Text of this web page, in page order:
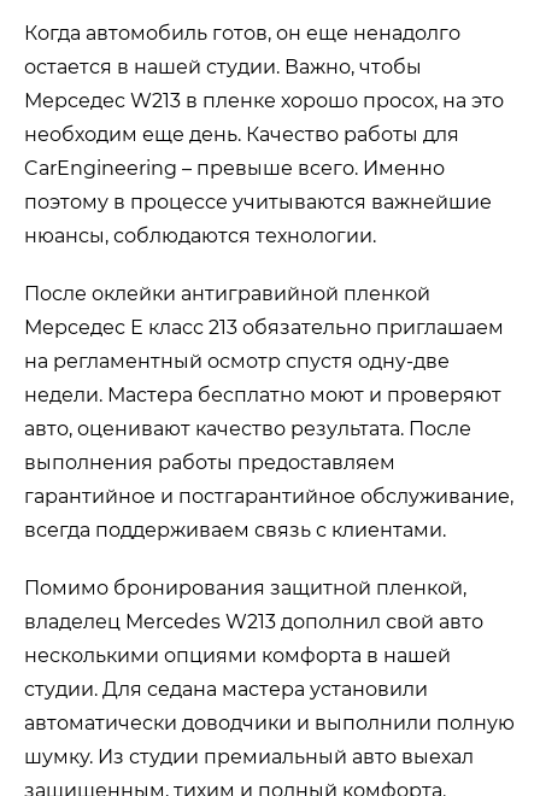
Когда автомобиль готов, он еще ненадолго
остается в нашей студии. Важно, чтобы
Мерседес W213 в пленке хорошо просох, на это
необходим еще день. Качество работы для
CarEngineering – превыше всего. Именно
поэтому в процессе учитываются важнейшие
нюансы, соблюдаются технологии.
После оклейки антигравийной пленкой
Мерседес Е класс 213 обязательно приглашаем
на регламентный осмотр спустя одну-две
недели. Мастера бесплатно моют и проверяют
авто, оценивают качество результата. После
выполнения работы предоставляем
гарантийное и постгарантийное обслуживание,
всегда поддерживаем связь с клиентами.
Помимо бронирования защитной пленкой,
владелец Mercedes W213 дополнил свой авто
несколькими опциями комфорта в нашей
студии. Для седана мастера установили
автоматически доводчики и выполнили полную
шумку. Из студии премиальный авто выехал
защищенным, тихим и полный комфорта.